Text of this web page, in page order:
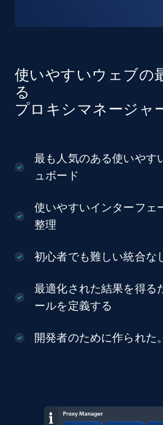
使いやすいウェブの
る
プロキシマネージャ
最も人気のある使いやす
ュボード
使いやすいインターフェ
整理
初心者でも難しい統合な
最適化された結果を得る
ールを定義する
開発者のために作られた